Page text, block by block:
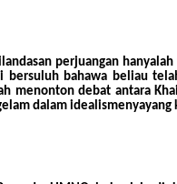
perjuangan
bersuluh bahawa beliau
menonton debat antara
dalam idealismenyayang